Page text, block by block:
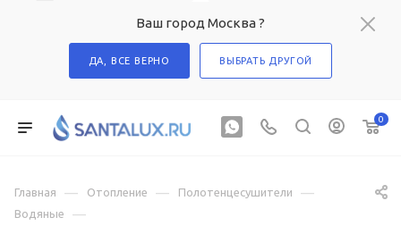
Ваш город Москва ?
ДА, ВСЕ ВЕРНО ВЫБРАТЬ ДРУГОЙ
0
Главная — Отопление — Полотенцесушители —
Водяные —